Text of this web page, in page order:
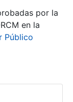
por la
en la
Público